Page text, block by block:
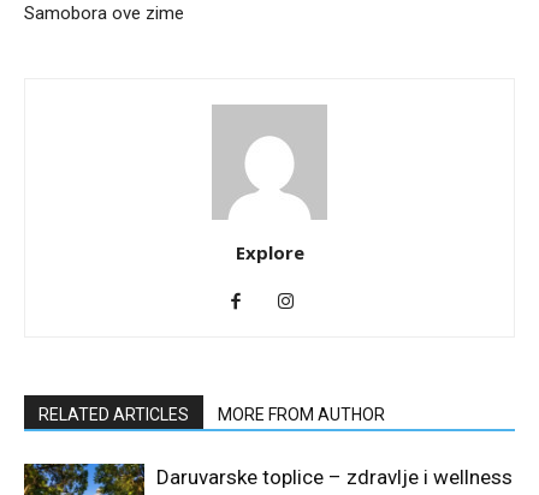
Samobora ove zime
Explore
RELATED ARTICLES MORE FROM AUTHOR
Daruvarske toplice – zdravlje i wellness